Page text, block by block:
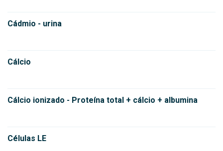
Cádmio - urina
Cálcio
Cálcio ionizado - Proteína total + cálcio + albumina
Células LE